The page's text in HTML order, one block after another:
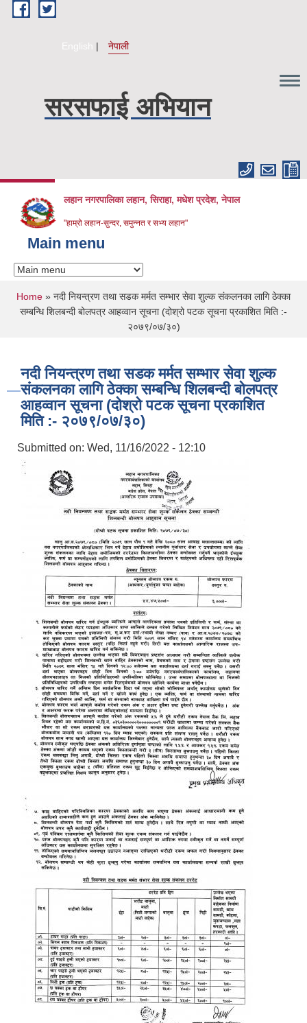
Skip to main content
English नेपाली
सरसफाई अभियान
लहान नगरपालिका लहान, सिराहा, मधेश प्रदेश, नेपाल
"हाम्रो लहान-सुन्दर, समुन्नत र सभ्य लहान"
Main menu
You are here
Home » नदी नियन्त्रण तथा सडक मर्मत सम्भार सेवा शुल्क संकलनका लागि ठेक्का
सम्बन्धि शिलबन्दी बोलपत्र आहव्वान सूचना (दोश्रो पटक सूचना प्रकाशित मिति :-
२०७९/०७/३०)
नदी नियन्त्रण तथा सडक मर्मत सम्भार सेवा शुल्क
संकलनका लागि ठेक्का सम्बन्धि शिलबन्दी बोलपत्र
आहव्वान सूचना (दोश्रो पटक सूचना प्रकाशित
मिति :- २०७९/०७/३०)
Submitted on: Wed, 11/16/2022 - 12:10